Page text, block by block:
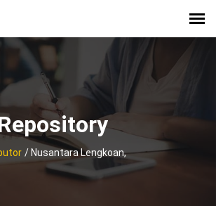
/ Nusantara Lengkoan,